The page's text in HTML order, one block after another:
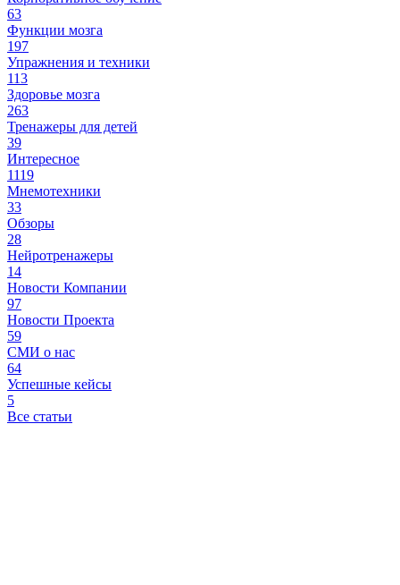
63
Функции мозга
197
Упражнения и техники
113
Здоровье мозга
263
Тренажеры для детей
39
Интересное
1119
Мнемотехники
33
Обзоры
28
Нейротренажеры
14
Новости Компании
97
Новости Проекта
59
СМИ о нас
64
Успешные кейсы
5
Все статьи